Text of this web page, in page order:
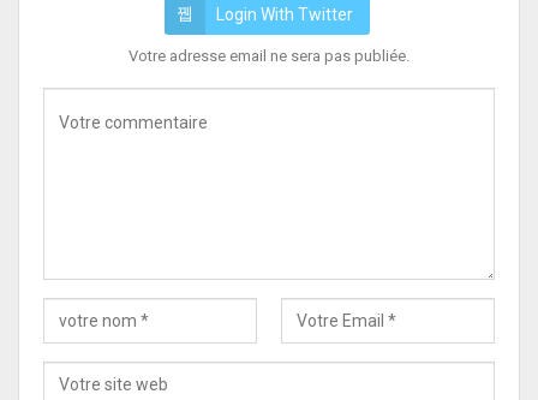
Login With Twitter
Votre adresse email ne sera pas publiée.